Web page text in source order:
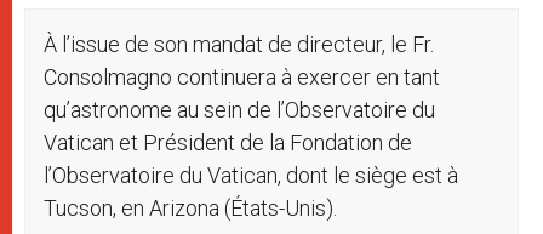
À l’issue de son mandat de directeur, le Fr.
Consolmagno continuera à exercer en tant
qu’astronome au sein de l’Observatoire du
Vatican et Président de la Fondation de
l’Observatoire du Vatican, dont le siège est à
Tucson, en Arizona (États-Unis).